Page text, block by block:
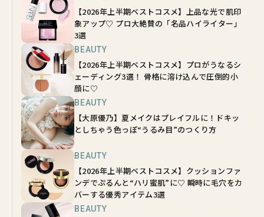
【2026年上半期ベストコスメ】上品な光で肌印
象アップ♡ プロ大絶賛の「名品ハイライター」
3選
BEAUTY
【2026年上半期ベストコスメ】プロがうなるシ
ェーディング3選！ 骨格に溶け込んで圧倒的小
顔に♡
BEAUTY
【大原優乃】夏メイクはプレイフルに！ドキッ
としちゃう色っぽ“うるみ目”のつくり方
BEAUTY
【2026年上半期ベストコスメ】クッションファ
ンデでぷるんと“ハリ蜜肌”に♡ 瞬時に毛穴をカ
バーする優秀アイテム3選
BEAUTY